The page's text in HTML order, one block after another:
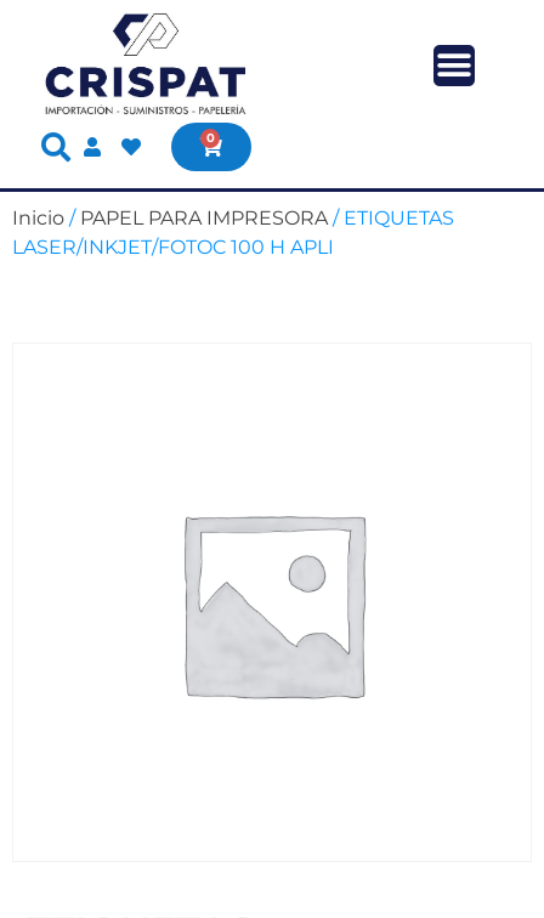
0
Inicio / PAPEL PARA IMPRESORA/ ETIQUETAS
LASER/INKJET/FOTOC 100 H APLI